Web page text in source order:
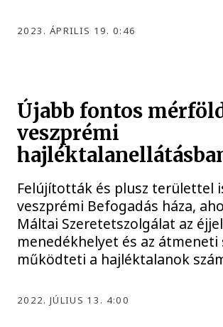
2023. ÁPRILIS 19. 0:46
Újabb fontos
veszprémi
Felújították és plusz területtel
veszprémi Befogadás háza,
Máltai Szeretetszolgálat az
menedékhelyet és az átmeneti
működteti a hajléktalanok
2022. JÚLIUS 13. 4:00